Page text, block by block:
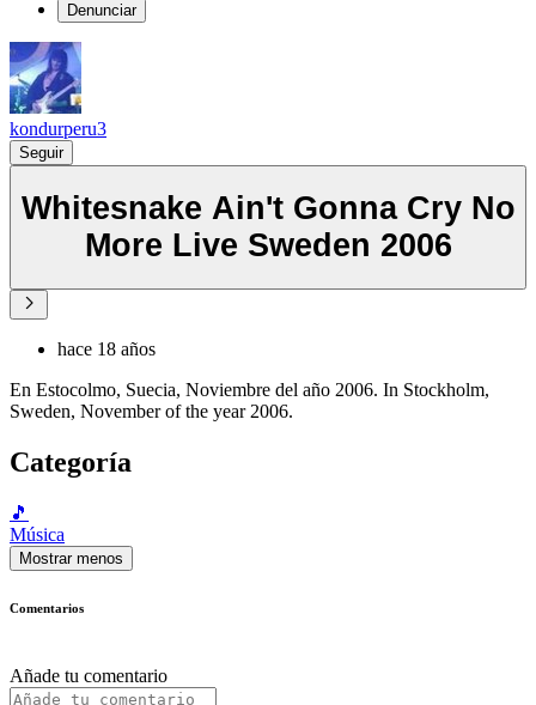
Denunciar
kondurperu3
Seguir
Whitesnake Ain't Gonna Cry No
More Live Sweden 2006
hace 18 años
En Estocolmo, Suecia, Noviembre del año 2006. In Stockholm,
Sweden, November of the year 2006.
Categoría
🎵
Música
Mostrar menos
Comentarios
Añade tu comentario